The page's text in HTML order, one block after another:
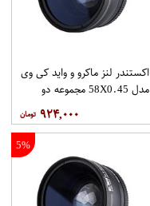
اکستندر لنز ماکرو و واید کی وی
مدل 58X0.45 مجموعه دو
۹۲۴,۰۰۰
5%